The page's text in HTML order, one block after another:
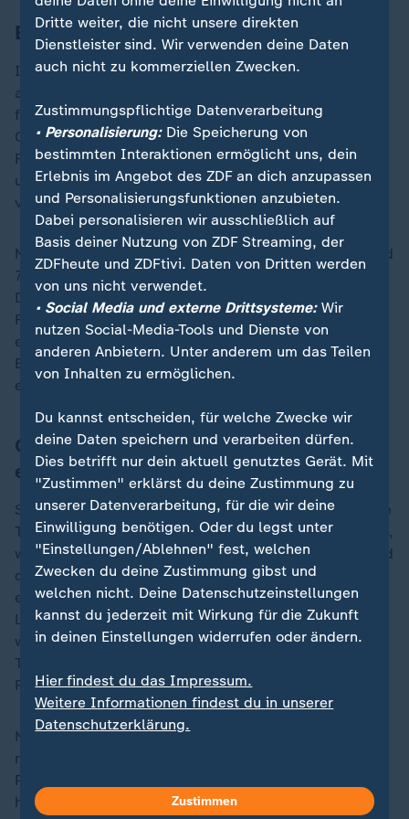
EU gibt Sicherheitsbedenken auf
Im Juli hatte dieEUfrühere Sicherheitsbedenken
aufgegeben und die Scanner grundsätzlich
freigegeben. Nach einem Software-Update können die
Geräte ausreichend sicher auch größere Mengen
Flüssigkeit untersuchen und von Sprengstoff
unterscheiden, sind aber nicht an jeder Kontrollspur
vorhanden.
Nach Angaben der EU-Kommission werden derzeit rund
700 Geräte des britischen Herstellers Smiths
Detection mit der jetzt zugelassenen Technik auf
Flughäfen in 21 Ländern der Europäischen Union
eingesetzt oder installiert. Auch am
Flughafen
BER werden derzeit alle neuen Geräte mit der
erforderlichen Software ausgestattet.
Ganzkörperscanner sollen Kontrolle
erleichtern
Statt weniger unscharfer Aufsichtbilder liefern sie ohne
Tempoverlust Hunderte Aufnahmen des Gepäckstücks,
was am Kontrollschirm dreidimensionale Ansichten und
die schichtweise Durchleuchtung des Inhalts
ermöglicht. Die Flüssigkeitsbeschränkungen im
Luftverkehr waren 2006 international eingeführt
worden, nachdem bekanntgeworden war, dass
Terroristen an Bord eines Flugzeugs aus mehreren
Flüssigkeiten Sprengstoff herstellen könnten.
Noch mehr Tempo an den Kontrollstellen sollen
neuartige Ganzkörperscanner bringen, an denen die
Passagiere nicht mehr stehen bleiben müssen. Fraport
hat ein Gerät seit Februar im Dauereinsatz und
Dritte weiter, die nicht unsere direkten
Dienstleister sind. Wir verwenden deine Daten
auch nicht zu kommerziellen Zwecken.
Zustimmungspflichtige Datenverarbeitung
• Personalisierung:Die Speicherung von
bestimmten Interaktionen ermöglicht uns, dein
Erlebnis im Angebot des ZDF an dich anzupassen
und Personalisierungsfunktionen anzubieten.
Dabei personalisieren wir ausschließlich auf
Basis deiner Nutzung von ZDF Streaming, der
ZDFheute und ZDFtivi. Daten von Dritten werden
von uns nicht verwendet.
• Social Media und externe Drittsysteme:Wir
nutzen Social-Media-Tools und Dienste von
anderen Anbietern. Unter anderem um das Teilen
von Inhalten zu ermöglichen.
Du kannst entscheiden, für welche Zwecke wir
deine Daten speichern und verarbeiten dürfen.
Dies betrifft nur dein aktuell genutztes Gerät. Mit
"Zustimmen" erklärst du deine Zustimmung zu
unserer Datenverarbeitung, für die wir deine
Einwilligung benötigen. Oder du legst unter
"Einstellungen/Ablehnen" fest, welchen
Zwecken du deine Zustimmung gibst und
welchen nicht. Deine Datenschutzeinstellungen
kannst du jederzeit mit Wirkung für die Zukunft
in deinen Einstellungen widerrufen oder ändern.
Hier findest du das Impressum.
Weitere Informationen findest du in unserer
Datenschutzerklärung.
Zustimmen